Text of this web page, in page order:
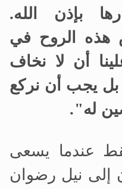
بإذن الله.
الروح في
أن لا نخاف
بل يجب أن نركع
له".
عندما يسعى
إلى نيل رضوان